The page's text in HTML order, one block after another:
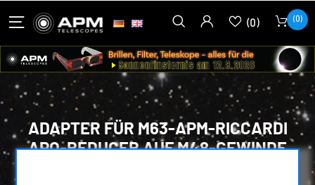
(0) (0)
ADAPTER FÜR M63-APM-RICCARDI
APO-REDUCER AUF M48-GEWINDE